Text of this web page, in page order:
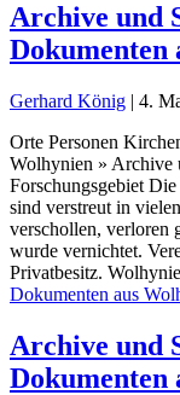
Archive und
Dokumenten
Gerhard König | 4.
Orte Personen
Wolhynien » Archive
Forschungsgebiet
sind verstreut in
verschollen, verloren
wurde vernichtet.
Privatbesitz.
Dokumenten aus
Archive und
Dokumenten